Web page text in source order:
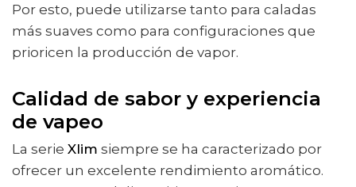
Por esto, puede utilizarse tanto para caladas
más suaves como para configuraciones que
prioricen la producción de vapor.
Calidad de sabor y experiencia
de vapeo
La serie Xlim siempre se ha caracterizado por
ofrecer un excelente rendimiento aromático.